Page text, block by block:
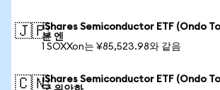
🇯🇵iShares Semiconductor ETF (Ondo
본 엔
1 SOXXon는 ¥85,523.98와 같음
🇨🇳iShares Semiconductor ETF (Ondo